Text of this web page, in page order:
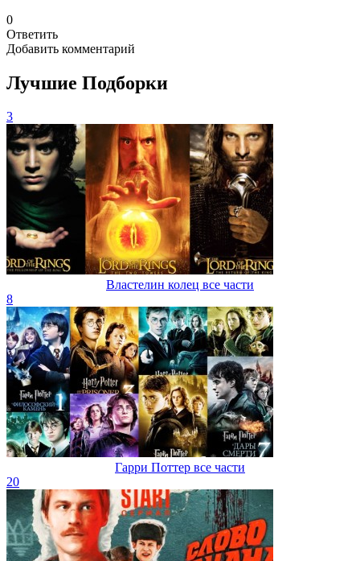
0
Ответить
Добавить комментарий
Лучшие Подборки
3
Властелин колец все части
8
Гарри Поттер все части
20